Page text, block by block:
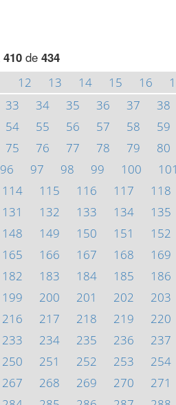
410de 434
12 13 14 15 16
33 34 35 36 37 38
54 55 56 57 58 59
75 76 77 78 79 80
96 97 98 99 100 101
114 115 116 117 118
131 132 133 134 135
148 149 150 151 152
165 166 167 168 169
182 183 184 185 186
199 200 201 202 203
216 217 218 219 220
233 234 235 236 237
250 251 252 253 254
267 268 269 270 271